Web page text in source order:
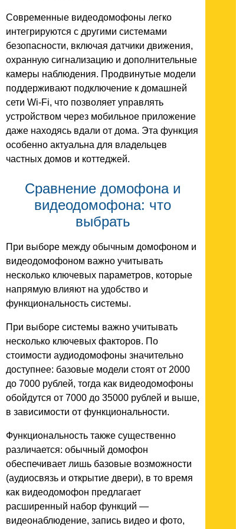
Современные видеодомофоны легко
интегрируются с другими системами
безопасности, включая датчики движения,
охранную сигнализацию и дополнительные
камеры наблюдения. Продвинутые модели
поддерживают подключение к домашней
сети Wi-Fi, что позволяет управлять
устройством через мобильное приложение
даже находясь вдали от дома. Эта функция
особенно актуальна для владельцев
частных домов и коттеджей.
Сравнение домофона и
видеодомофона: что
выбрать
При выборе между обычным домофоном и
видеодомофоном важно учитывать
несколько ключевых параметров, которые
напрямую влияют на удобство и
функциональность системы.
При выборе системы важно учитывать
несколько ключевых факторов. По
стоимости аудиодомофоны значительно
доступнее: базовые модели стоят от 2000
до 7000 рублей, тогда как видеодомофоны
обойдутся от 7000 до 35000 рублей и выше,
в зависимости от функциональности.
Функциональность также существенно
различается: обычный домофон
обеспечивает лишь базовые возможности
(аудиосвязь и открытие двери), в то время
как видеодомофон предлагает
расширенный набор функций —
видеонаблюдение, запись видео и фото,